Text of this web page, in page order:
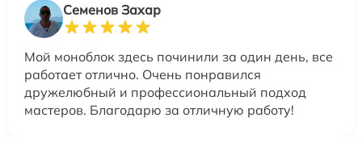
Семенов Захар
Мой моноблок здесь починили за один день, все
работает отлично. Очень понравился
дружелюбный и профессиональный подход
мастеров. Благодарю за отличную работу!